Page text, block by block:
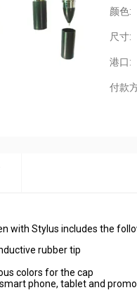
颜色:
尺寸:
港口:
付款
with Stylus includes the
rubber tip
colors for the cap
phone, tablet and